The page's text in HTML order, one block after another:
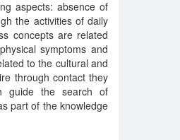
aspects: absence of
the activities of daily
concepts are related
symptoms and
to the cultural and
through contact they
guide the search of
part of the knowledge